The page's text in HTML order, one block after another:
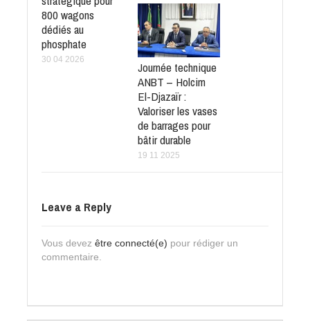
800 wagons
dédiés au
phosphate
30 04 2026
Journée technique
ANBT – Holcim
El-Djazaïr :
Valoriser les vases
de barrages pour
bâtir durable
19 11 2025
Leave a Reply
Vous devez être connecté(e) pour rédiger un
commentaire.